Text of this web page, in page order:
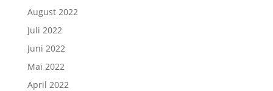
August 2022
Juli 2022
Juni 2022
Mai 2022
April 2022